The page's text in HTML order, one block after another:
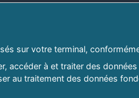
Explorer par secteurs
Explorer par willayas
Le Guide D'Alger, guide-
sur votre terminal,
à et traiter des
au traitement des données